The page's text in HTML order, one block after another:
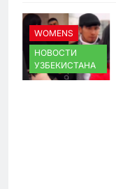
WOMENS
НОВОСТИ
УЗБЕКИСТАНА